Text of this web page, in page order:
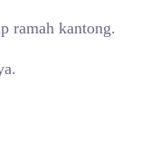
ramah kantong.